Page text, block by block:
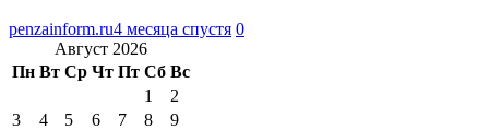
penzainform.ru4 месяца спустя 0
Август 2026
Пн Вт Ср Чт Пт Сб Вс
1
2
3
4 5 6 7 8
9